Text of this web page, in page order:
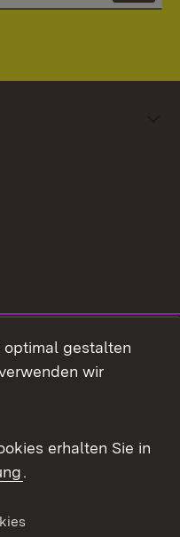
optimal gestalten
wir
erhalten Sie in
.